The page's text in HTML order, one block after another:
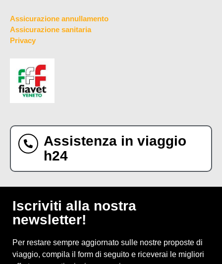
Assicurazione annullamento
Assicurazione sanitaria
Privacy
Assistenza in viaggio
h24
Iscriviti alla nostra
newsletter!
Per restare sempre aggiornato sulle nostre proposte di
viaggio, compila il form di seguito e riceverai le migliori